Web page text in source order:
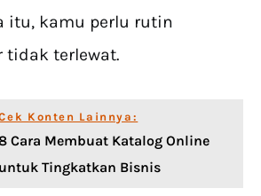
itu, kamu perlu rutin
tidak terlewat.
Konten Lainnya:
Cara Membuat Katalog Online
untuk Tingkatkan Bisnis